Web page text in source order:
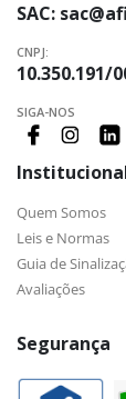
SAC:
CNPJ:
10.350.191/
SIGA-NOS
Quem Somos
Leis e Normas
Guia de
Avaliações
Segurança